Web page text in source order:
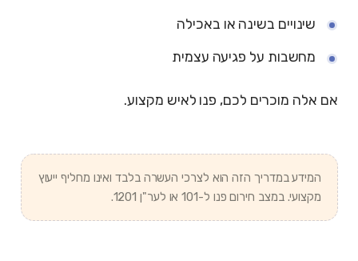
שינויים בשינה או באכילה
מחשבות על פגיעה עצמית
אם אלה מוכרים לכם, פנו לאיש מקצוע.
המידע במדריך הזה הוא לצרכי העשרה בלבד ואינו מחליף ייעוץ
מקצועי. במצב חירום פנו ל-101 או לער"ן 1201.